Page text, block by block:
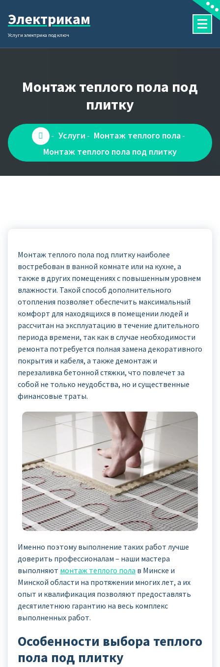
содержимому
Электрикам
Услуги электрика под ключ
Монтаж теплого пола под
плитку
- Услуги - Монтаж теплого пола -
Монтаж теплого пола под плитку
Монтаж теплого пола под плитку наиболее
востребован в ванной комнате или на кухне, а
также в других помещениях с повышенным уровнем
влажности. Такой способ дополнительного
отопления позволяет обеспечить максимальный
комфорт для находящихся в помещении людей и
рассчитан на эксплуатацию в течение длительного
периода времени, так как в случае необходимости
ремонта потребуется полная замена декоративного
покрытия и кабеля, а также демонтаж и
перезаливка бетонной стяжки, что повлечет за
собой не только неудобства, но и существенные
финансовые траты.
Именно поэтому выполнение таких работ лучше
доверить профессионалам – наши мастера
выполняют монтаж теплого пола в Минске и
Минской области на протяжении многих лет, а их
опыт и квалификация позволяют предоставлять
десятилетнюю гарантию на весь комплекс
выполненных работ.
Особенности выбора теплого
пола под плитку